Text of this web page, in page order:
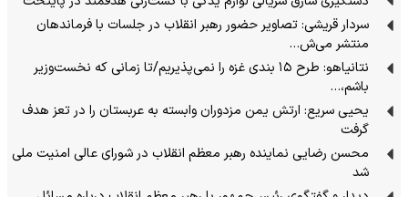
سردار قریشی: تصاویر حضور رهبر انقلاب در جلسات با فرماندهان
منتشر می‌ش…
نتانیاهو: طرح ۱۵ بندی غزه را نمی‌پذیریم/تا زمانی که نخست‌وزیر
باشم،…
یحیی سریع: ارتش یمن مزدوران وابسته به عربستان را در تعز هدف
گرفت
محسن رضایی نماینده رهبر معظم انقلاب در شورای عالی امنیت ملی
شد